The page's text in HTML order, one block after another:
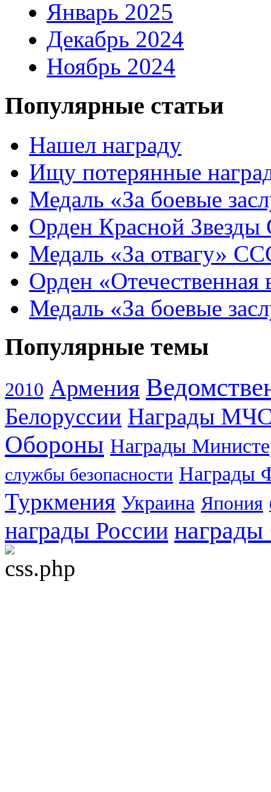
Январь 2025
Декабрь 2024
Ноябрь 2024
Популярные статьи
Нашел награду
Ищу потерянные
Медаль «За боевые
Орден Красной
Медаль «За отвагу»
Орден
Медаль «За боевые
Популярные темы
2010 Армения
Белоруссии Награды
Обороны Награды
службы безопасности Награды
Туркмения Украина Япония
награды России